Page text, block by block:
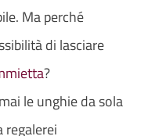
Ma perché
di lasciare
?
le unghie da sola
regalerei